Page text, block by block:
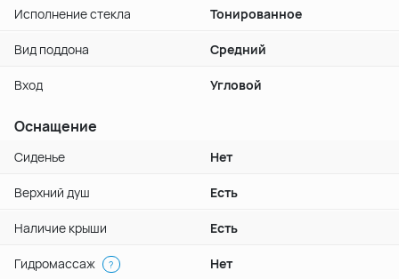
Исполнение стекла Тонированное
Вид поддона Средний
Вход Угловой
Оснащение
Сиденье Нет
Верхний душ Есть
Наличие крыши Есть
Гидромассаж ? Нет